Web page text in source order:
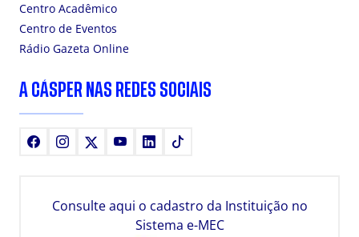
Centro Acadêmico
Centro de Eventos
Rádio Gazeta Online
A CÁSPER NAS REDES SOCIAIS
FacebookInstagram YoutubeLinkedIn
Consulte aqui o cadastro da Instituição no
Sistema e-MEC